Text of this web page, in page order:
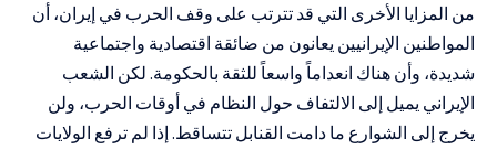
من المزايا الأخرى التي قد تترتب على وقف الحرب في إيران، أن
المواطنين الإيرانيين يعانون من ضائقة اقتصادية واجتماعية
شديدة، وأن هناك انعداماً واسعاً للثقة بالحكومة. لكن الشعب
الإيراني يميل إلى الالتفاف حول النظام في أوقات الحرب، ولن
يخرج إلى الشوارع ما دامت القنابل تتساقط. إذا لم ترفع الولايات